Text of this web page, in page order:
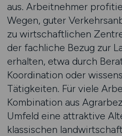
aus. Arbeitnehmer
Wegen, guter
zu wirtschaftlichen
der fachliche Bezug zur
erhalten, etwa durch
Koordination oder
Tätigkeiten. Für viele
Kombination aus
Umfeld eine attraktive
klassischen